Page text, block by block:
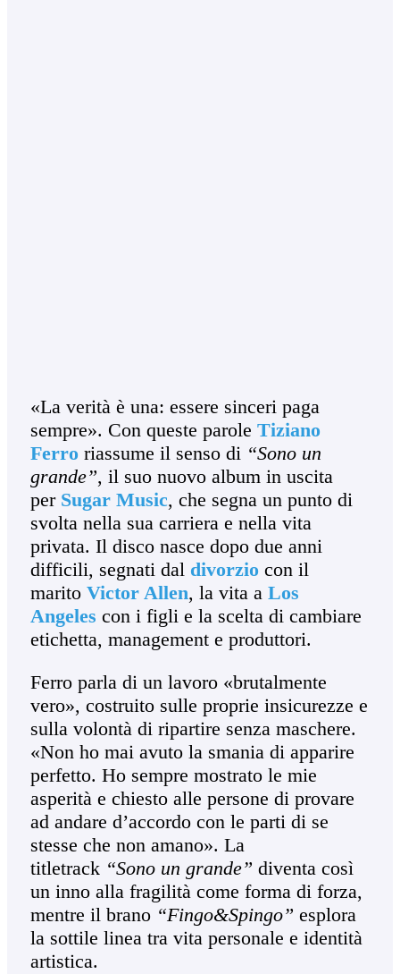
«La verità è una: essere sinceri paga
sempre». Con queste parole Tiziano
Ferroriassume il senso di “Sono un
grande”, il suo nuovo album in uscita
per Sugar Music, che segna un punto di
svolta nella sua carriera e nella vita
privata. Il disco nasce dopo due anni
difficili, segnati dal divorziocon il
marito Victor Allen, la vita a Los
Angeles con i figli e la scelta di cambiare
etichetta, management e produttori.
Ferro parla di un lavoro «brutalmente
vero», costruito sulle proprie insicurezze e
sulla volontà di ripartire senza maschere.
«Non ho mai avuto la smania di apparire
perfetto. Ho sempre mostrato le mie
asperità e chiesto alle persone di provare
ad andare d’accordo con le parti di se
stesse che non amano». La
titletrack “Sono un grande” diventa così
un inno alla fragilità come forma di forza,
mentre il brano “Fingo&Spingo” esplora
la sottile linea tra vita personale e identità
artistica.